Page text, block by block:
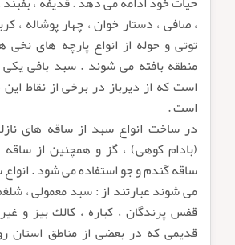
، صافى ، دستار خوان ، چهار پوشاله ،
توتى و حوله از انواع پارچه هاى
منطقه بافته مى شوند . سبد بافى
است كه از ديرباز در برخى از نقاط
است .
در ساخت انواع سبد از ساقه هاى
(بادام كوهى) ، گز و همچنين از ساقه
ساقه گندم و جو استفاده مى شود .
مى شوند عبارتند از : سبد معمولى ،
قفس پرندگان ، كباره ، كالك بيز و
قديمى كه در بعضى از مناطق استان